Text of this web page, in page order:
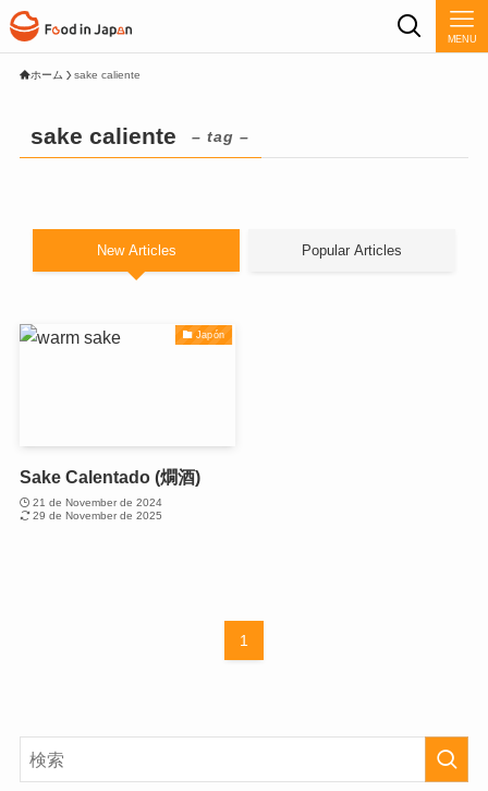
MENU
ホーム sake caliente
sake caliente – tag –
New Articles Popular Articles
Japón
Sake Calentado (燗酒)
21 de November de 2024
29 de November de 2025
1